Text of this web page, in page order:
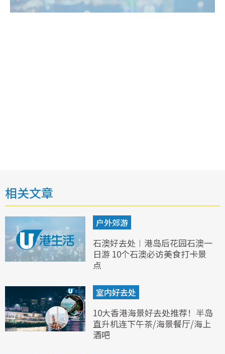
相关文章
户外郊游
石澳好去处︱港岛后花园石澳一
日游 10个石澳必访美食打卡景
点
室内好去处
10大香港海景好去处推荐！半岛
直升机连下午茶/海景餐厅/海上
酒吧